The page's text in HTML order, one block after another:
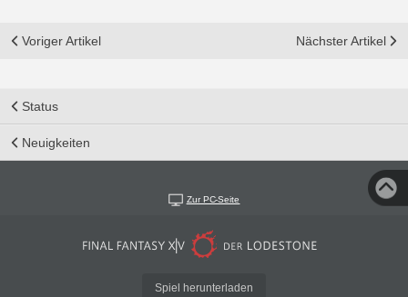
Voriger Artikel Nächster Artikel
Status
Neuigkeiten
Zur PC-Seite
Spiel herunterladen